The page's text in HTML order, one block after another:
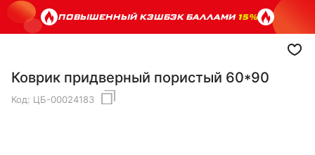
ПОВЫШЕННЫЙ КЭШБЭК БАЛЛАМИ15%
Коврик придверный пористый 60*90
Код: ЦБ-00024183